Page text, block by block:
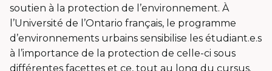
soutien à la protection de l’environnement. À
l’Université de l’Ontario français, le programme
d’environnements urbains sensibilise les étudiant.e.s
à l’importance de la protection de celle-ci sous
différentes facettes et ce, tout au long du cursus.